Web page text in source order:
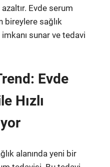
Evde serum
bireylere sağlık
sunar ve tedavi
Evde
Hızlı
alanında yeni bir